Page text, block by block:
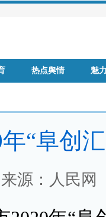
热点舆情
魅
年“阜创
来源：人民网